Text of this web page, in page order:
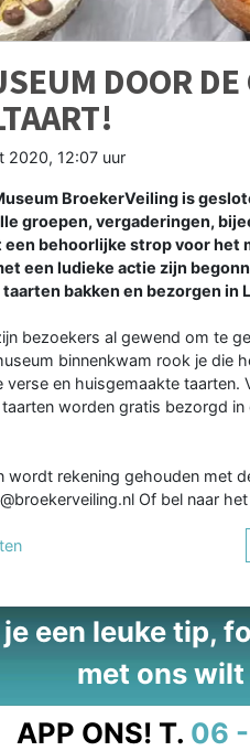
DOOR
2020, 12:07 uur
BroekerVeiling is
groepen, vergaderingen,
een behoorlijke strop voor
een ludieke actie zijn
bakken en bezorgen in
bezoekers al gewend om te
binnenkwam rook je die
verse en huisgemaakte
worden gratis bezorgd
wordt rekening gehouden met
Of bel naar
je een leuke tip,
met ons wilt
APP ONS! T. 06 -